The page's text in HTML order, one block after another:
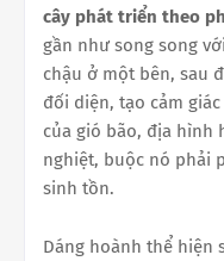
cây phát triển theo
gần như song song
chậu ở một bên, sau
đối diện, tạo cảm
của gió bão, địa hình
nghiệt, buộc nó phải
sinh tồn.
Dáng hoành thể hiện